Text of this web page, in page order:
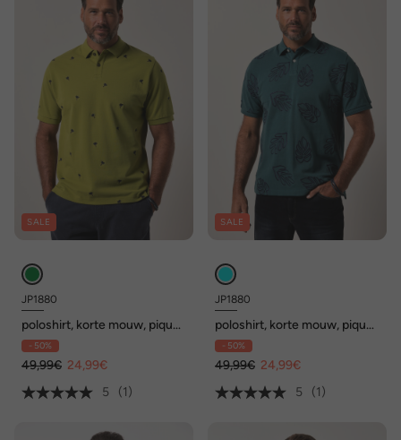
SALE
JP1880
poloshirt, korte mouw, piqué,
geborduurd motief, tot 8XL
- 50%
49,99€ 24,99€
5
(1)
SALE
JP1880
poloshirt, korte mouw, piqué,
geborduurd motief, tot 8XL
- 50%
49,99€ 24,99€
5
(1)